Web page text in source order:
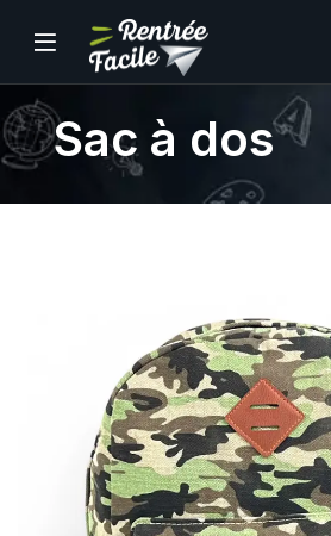
Sac à dos